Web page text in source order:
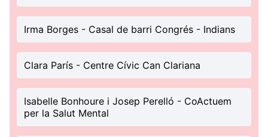
Irma Borges - Casal de barri Congrés - Indians
Clara París - Centre Cívic Can Clariana
Isabelle Bonhoure i Josep Perelló - CoActuem
per la Salut Mental